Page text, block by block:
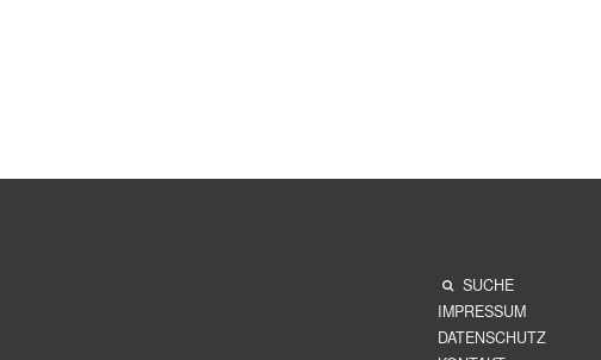
SUCHE
IMPRESSUM
DATENSCHUTZ